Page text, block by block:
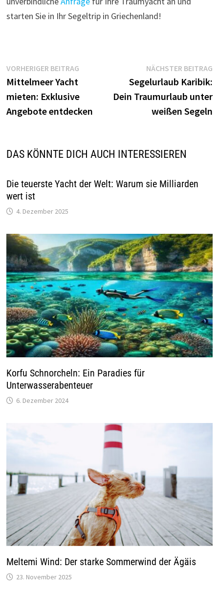
starten Sie in Ihr Segeltrip in Griechenland!
Beitragsnavigation
VORHERIGER BEITRAGVorheriger
Mittelmeer Yacht
mieten: Exklusive
Angebote entdecken
NÄCHSTER BEITRAG
Segelurlaub Karibik:
Dein Traumurlaub unter
weißen Segeln
DAS KÖNNTE DICH AUCH INTERESSIEREN
Die teuerste Yacht der Welt: Warum sie Milliarden
wert ist
4. Dezember 2025
Korfu Schnorcheln: Ein Paradies für
Unterwasserabenteuer
6. Dezember 2024
Meltemi Wind: Der starke Sommerwind der Ägäis
23. November 2025